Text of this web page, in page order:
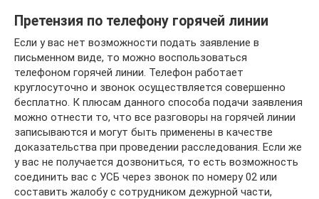
Претензия по телефону горячей линии
Если у вас нет возможности подать заявление в
письменном виде, то можно воспользоваться
телефоном горячей линии. Телефон работает
круглосуточно и звонок осуществляется совершенно
бесплатно. К плюсам данного способа подачи заявления
можно отнести то, что все разговоры на горячей линии
записываются и могут быть применены в качестве
доказательства при проведении расследования. Если же
у вас не получается дозвониться, то есть возможность
соединить вас с УСБ через звонок по номеру 02 или
составить жалобу с сотрудником дежурной части,